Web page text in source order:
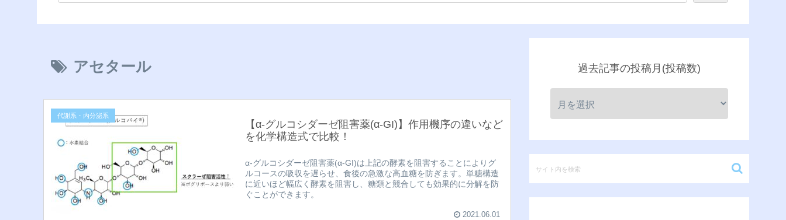
アセタール
代謝系・内分泌系
【α-グルコシダーゼ阻害薬(α-GI)】作用機序の違いなど
を化学構造式で比較！
α-グルコシダーゼ阻害薬(α-GI)は上記の酵素を阻害することによりグ
ルコースの吸収を遅らせ、食後の急激な高血糖を防ぎます。単糖構造
に近いほど幅広く酵素を阻害し、糖類と競合しても効果的に分解を防
ぐことができます。
2021.06.01
過去記事の投稿月(投稿数)